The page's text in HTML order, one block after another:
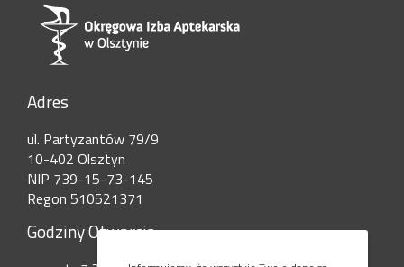
Adres
ul. Partyzantów 79/9
10-402 Olsztyn
NIP 739-15-73-145
Regon 510521371
Godziny Otwarcia